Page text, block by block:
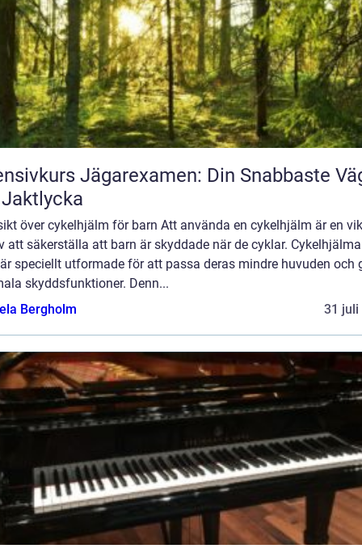
Jägarexamen: Din Snabbaste
över cykelhjälm för barn Att använda en cykelhjälm är en
att säkerställa att barn är skyddade när de cyklar.
speciellt utformade för att passa deras mindre huvuden och
skyddsfunktioner. Denn...
Bergholm
31 juli